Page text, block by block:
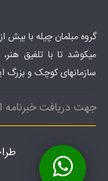
میکوشد تا با تلفیق
سازمانهای کوچک و بزرگ